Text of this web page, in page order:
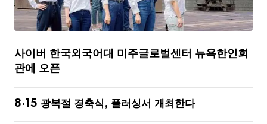
사이버 한국외국어대 미주글로벌센터 뉴욕한인회
관에 오픈
8·15 광복절 경축식, 플러싱서 개최한다